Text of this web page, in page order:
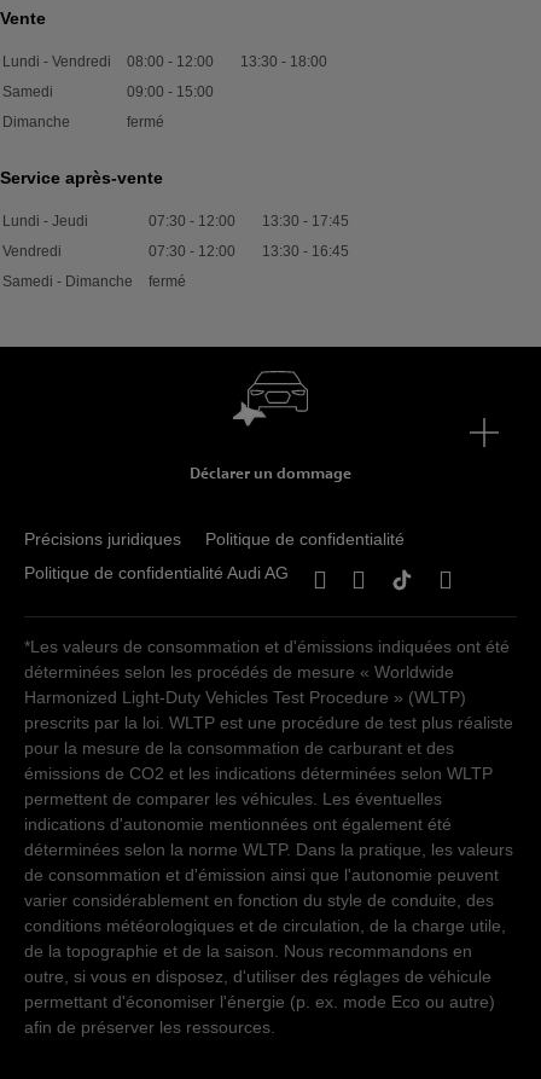
Vente
Lundi - Vendredi 08:00 - 12:00 13:30 - 18:00
Samedi
09:00 - 15:00
Dimanche
fermé
Service après-vente
Lundi - Jeudi 07:30 - 12:00 13:30 - 17:45
Vendredi
07:30 - 12:00 13:30 - 16:45
Samedi - Dimanche
fermé
Déclarer un dommage
Précisions juridiques
Politique de confidentialité
Politique de confidentialité Audi AG
*Les valeurs de consommation et d'émissions indiquées ont été
déterminées selon les procédés de mesure « Worldwide
Harmonized Light-Duty Vehicles Test Procedure » (WLTP)
prescrits par la loi. WLTP est une procédure de test plus réaliste
pour la mesure de la consommation de carburant et des
émissions de CO2 et les indications déterminées selon WLTP
permettent de comparer les véhicules. Les éventuelles
indications d'autonomie mentionnées ont également été
déterminées selon la norme WLTP. Dans la pratique, les valeurs
de consommation et d'émission ainsi que l'autonomie peuvent
varier considérablement en fonction du style de conduite, des
conditions météorologiques et de circulation, de la charge utile,
de la topographie et de la saison. Nous recommandons en
outre, si vous en disposez, d'utiliser des réglages de véhicule
permettant d'économiser l'énergie (p. ex. mode Eco ou autre)
afin de préserver les ressources.